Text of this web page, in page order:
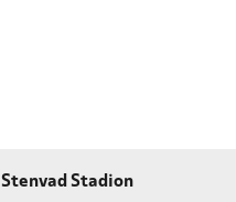
Stenvad Stadion